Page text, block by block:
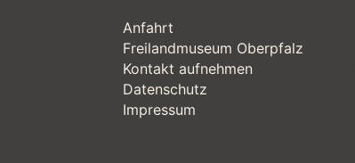
Anfahrt
Freilandmuseum Oberpfalz
Kontakt aufnehmen
Datenschutz
Impressum